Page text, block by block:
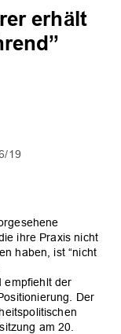
erhält
19
ihre Praxis nicht
haben, ist “nicht
empfiehlt der
Der
am 20.